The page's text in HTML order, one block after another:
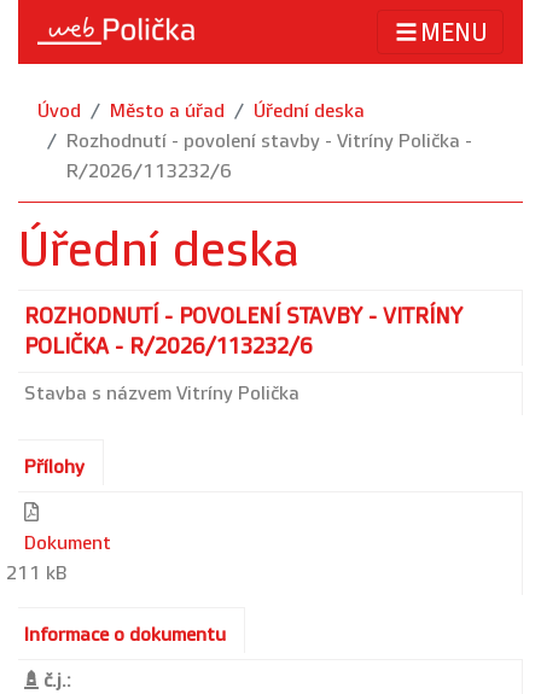
MENU
Úvod Město a úřad
Úřední deska
Rozhodnutí - povolení stavby - Vitríny Polička -
R/2026/113232/6
Úřední deska
ROZHODNUTÍ - POVOLENÍ STAVBY - VITRÍNY
POLIČKA - R/2026/113232/6
Stavba s názvem Vitríny Polička
Přílohy
Dokument
211 kB
Informace o dokumentu
č.j.: